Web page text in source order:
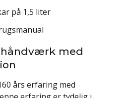
på 1,5 liter
håndværk med
års erfaring med